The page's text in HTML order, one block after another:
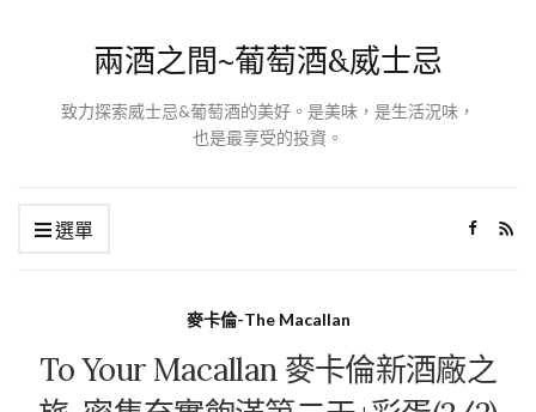
兩酒之間~葡萄酒&威士忌
致力探索威士忌&葡萄酒的美好。是美味，是生活況味，
也是最享受的投資。
選單
麥卡倫-The Macallan
To Your Macallan 麥卡倫新酒廠之